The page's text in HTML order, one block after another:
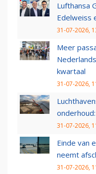
Lufthansa
Edelweiss
31-07-2026,
Meer
kwartaal
31-07-2026,
31-07-2026,
Einde van
neemt
31-07-2026,